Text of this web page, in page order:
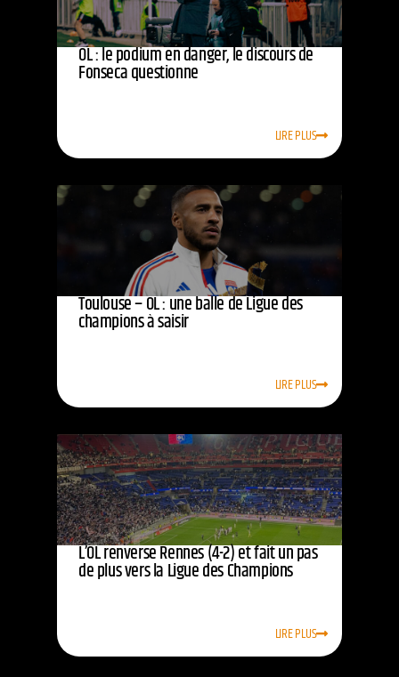
OL : le podium en danger, le discours de
Fonseca questionne
LIRE PLUS
Toulouse – OL : une balle de Ligue des
champions à saisir
LIRE PLUS
L’OL renverse Rennes (4-2) et fait un pas
de plus vers la Ligue des Champions
LIRE PLUS